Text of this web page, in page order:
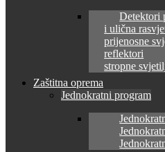
Detektori
i ulična
prijenosne
reflektori
stropne
Zaštitna oprema
Jednokratni program